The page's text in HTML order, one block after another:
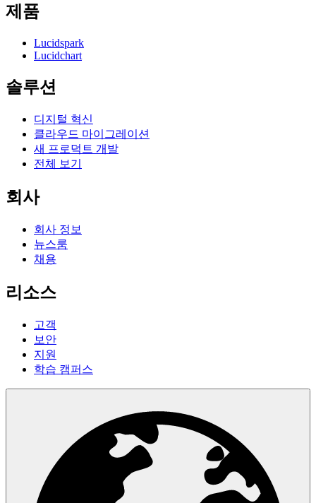
제품
Lucidspark
Lucidchart
솔루션
디지털 혁신
클라우드 마이그레이션
새 프로덕트 개발
전체 보기
회사
회사 정보
뉴스룸
채용
리소스
고객
보안
지원
학습 캠퍼스